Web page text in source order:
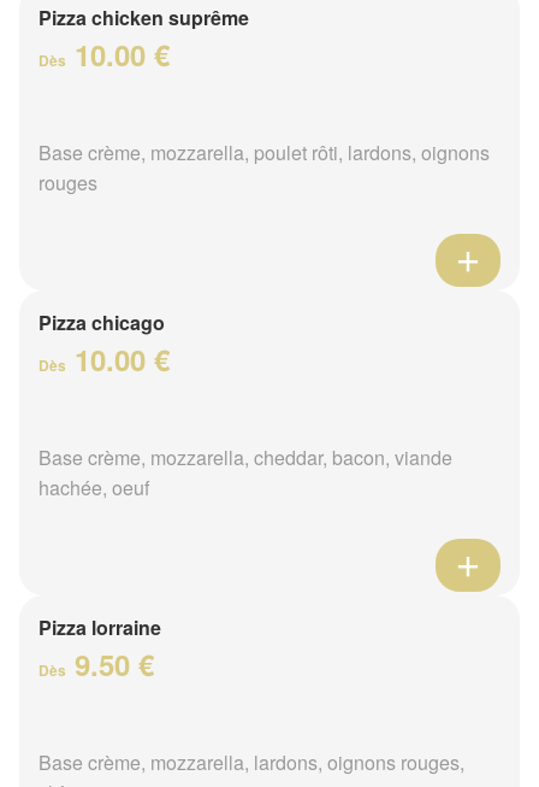
Pizza chicken suprême
Dès 10.00 €
Base crème, mozzarella, poulet rôti, lardons, oignons
rouges
Pizza chicago
Dès 10.00 €
Base crème, mozzarella, cheddar, bacon, viande
hachée, oeuf
Pizza lorraine
Dès 9.50 €
Base crème, mozzarella, lardons, oignons rouges,